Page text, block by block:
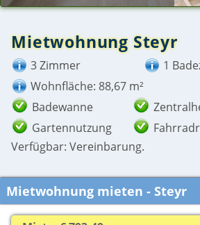
Mietwohnung Steyr
3 Zimmer
1
Wohnfläche: 88,67 m²
Badewanne
Gartennutzung
Verfügbar: Vereinbarung.
Mietwohnung mieten - Steyr